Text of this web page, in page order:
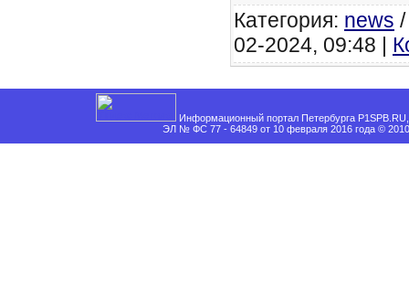
Категория: news
02-2024, 09:48 |
Информационный портал Петербурга
ЭЛ № ФС 77 - 64849 от 10 февраля 2016 года ©